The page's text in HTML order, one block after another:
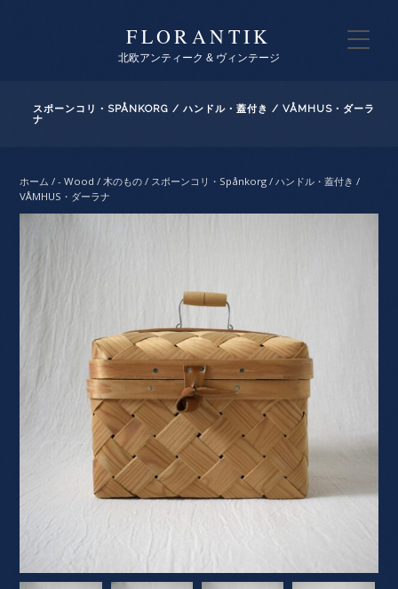
FLORANTIK
北欧アンティーク & ヴィンテージ
スポーンコリ・SPÅNKORG / ハンドル・蓋付き / VÅMHUS・ダーラ
ナ
ホーム /- Wood / 木のもの / スポーンコリ・Spånkorg / ハンドル・蓋付き /
VÅMHUS・ダーラナ